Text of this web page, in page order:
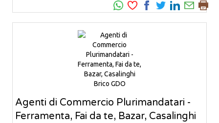
Agenti di Commercio Plurimandatari -
Ferramenta, Fai da te, Bazar, Casalinghi